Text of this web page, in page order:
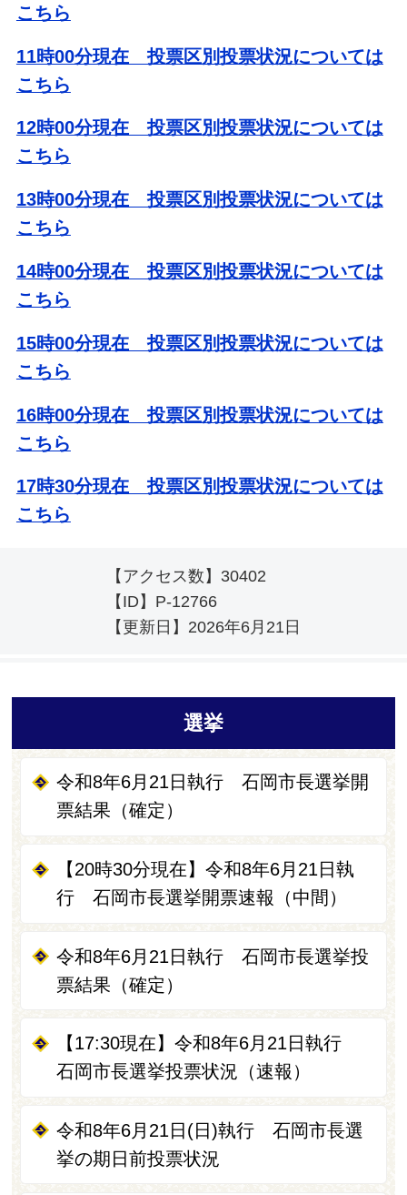
こちら
11時00分現在 投票区別投票状況については
こちら
12時00分現在 投票区別投票状況については
こちら
13時00分現在 投票区別投票状況については
こちら
14時00分現在 投票区別投票状況については
こちら
15時00分現在 投票区別投票状況については
こちら
16時00分現在 投票区別投票状況については
こちら
17時30分現在 投票区別投票状況については
こちら
【アクセス数】 30402
【ID】 P-12766
【更新日】 2026年6月21日
選挙
令和8年6月21日執行 石岡市長選挙開
票結果（確定）
【20時30分現在】令和8年6月21日執
行 石岡市長選挙開票速報（中間）
令和8年6月21日執行 石岡市長選挙投
票結果（確定）
【17:30現在】令和8年6月21日執行
石岡市長選挙投票状況（速報）
令和8年6月21日(日)執行 石岡市長選
挙の期日前投票状況